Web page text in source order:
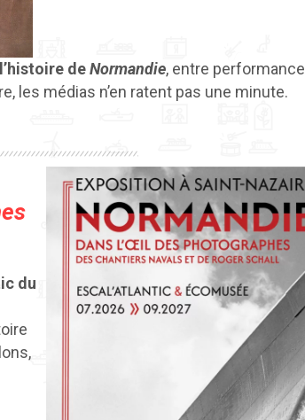
deNormandie, entre
les médias n’en ratent pas une minute.
du